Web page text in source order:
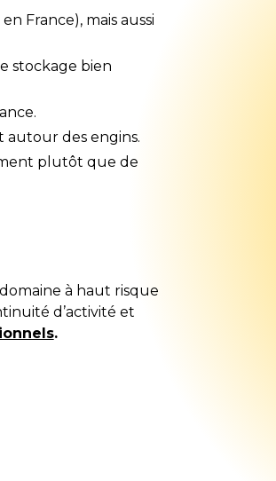
France), mais aussi
stockage bien
autour des engins.
plutôt que de
à haut risque
d’activité et
.